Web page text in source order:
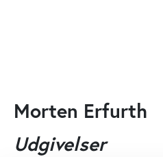
Morten Erfurth
Udgivelser